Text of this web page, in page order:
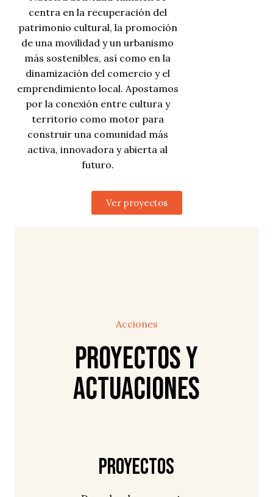
centra en la recuperación del
patrimonio cultural, la promoción
de una movilidad y un urbanismo
más sostenibles, así como en la
dinamización del comercio y el
emprendimiento local. Apostamos
por la conexión entre cultura y
territorio como motor para
construir una comunidad más
activa, innovadora y abierta al
futuro.
Ver proyectos
Acciones
Proyectos y
Actuaciones
Proyectos